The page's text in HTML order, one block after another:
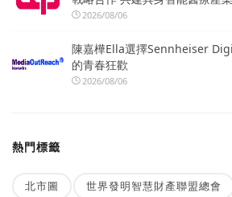
2026/08/06
陳嘉樺Ella選擇Sennheiser
的青春狂歡
2026/08/06
熱門標籤
北市圖 世界發明智慧財產聯盟總會